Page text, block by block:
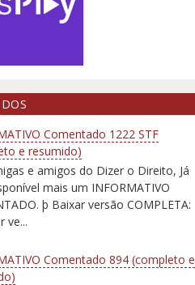
Comentado 1222 STF
e resumido)
e amigos do Dizer o Direito, Já
mais um INFORMATIVO
þ Baixar versão COMPLETA:
ve...
Comentado 894 (completo e